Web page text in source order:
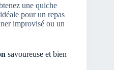
une quiche
pour un repas
improvisé ou un
savoureuse et bien